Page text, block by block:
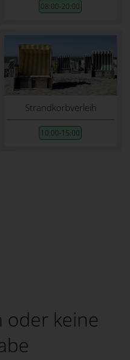
08:00-20:00
Strandkorbverleih
10:00-15:00
oder keine